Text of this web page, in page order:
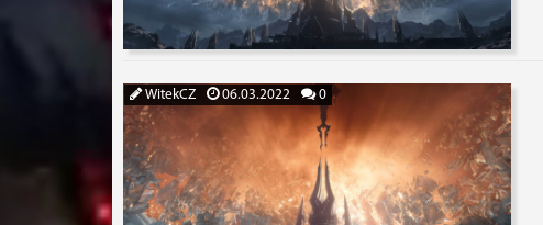
WitekCZ 06.03.2022 0